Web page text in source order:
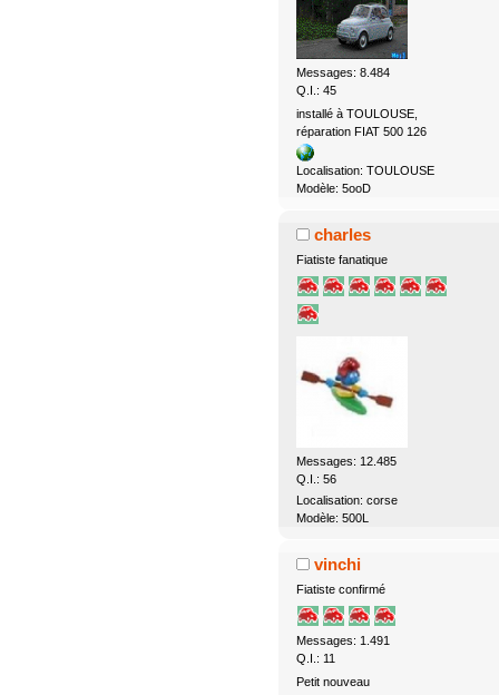
Messages: 8.484
Q.I.: 45
installé à TOULOUSE,
réparation FIAT 500 126
Localisation: TOULOUSE
Modèle: 5ooD
charles
Fiatiste fanatique
Messages: 12.485
Q.I.: 56
Localisation: corse
Modèle: 500L
vinchi
Fiatiste confirmé
Messages: 1.491
Q.I.: 11
Petit nouveau